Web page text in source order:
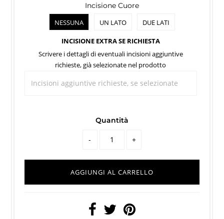
Incisione Cuore
NESSUNA
UN LATO DUE LATI
INCISIONE EXTRA SE RICHIESTA
Scrivere i dettagli di eventuali incisioni aggiuntive
richieste, già selezionate nel prodotto
Quantità
- +